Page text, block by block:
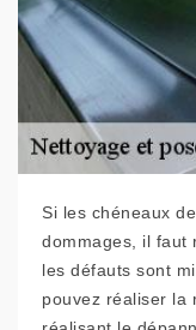
Si les chéneaux
dommages, il faut
les défauts sont
pouvez réaliser la